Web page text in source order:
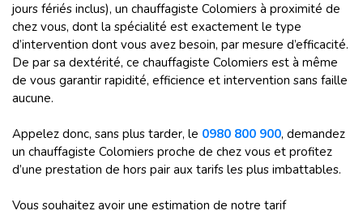
jours fériés inclus), un chauffagiste Colomiers à proximité de
chez vous, dont la spécialité est exactement le type
d’intervention dont vous avez besoin, par mesure d’efficacité.
De par sa dextérité, ce chauffagiste Colomiers est à même
de vous garantir rapidité, efficience et intervention sans faille
aucune.
Appelez donc, sans plus tarder, le 0980 800 900, demandez
un chauffagiste Colomiers proche de chez vous et profitez
d’une prestation de hors pair aux tarifs les plus imbattables.
Vous souhaitez avoir une estimation de notre tarif